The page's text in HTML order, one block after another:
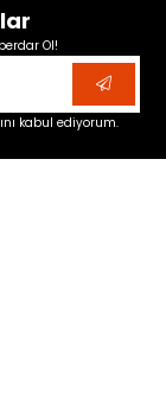
Ol!
kabul ediyorum.